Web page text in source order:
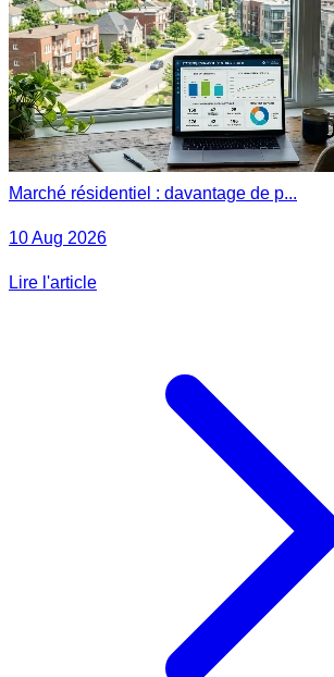
Marché résidentiel : davantage de p...
10 Aug 2026
Lire l'article